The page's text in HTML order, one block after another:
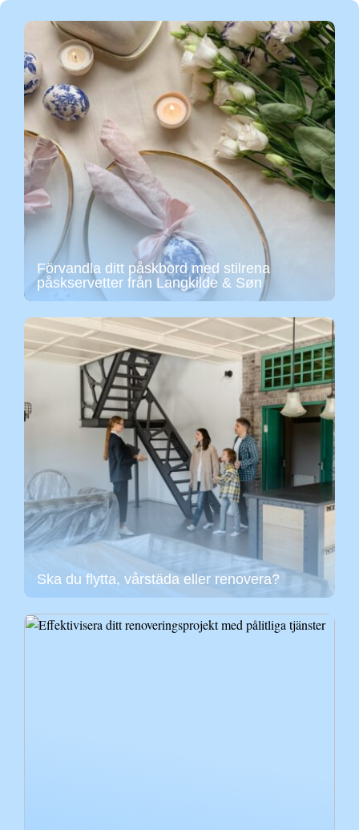
Förvandla ditt påskbord med stilrena
påskservetter från Langkilde & Søn
Ska du flytta, vårstäda eller renovera?